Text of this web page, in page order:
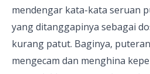
mendengar kata-kata seruan
yang ditanggapinya sebagai
kurang patut. Baginya,
mengecam dan menghina